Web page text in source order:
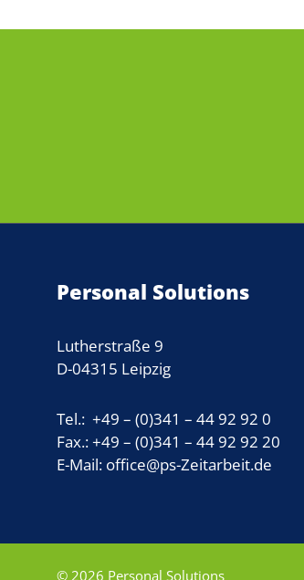
Personal Solutions
Lutherstraße 9
D-04315 Leipzig
Tel.: +49 – (0)341 – 44 92 92 0
Fax.: +49 – (0)341 – 44 92 92 20
E-Mail: office@ps-Zeitarbeit.de
© 2026 Personal Solutions